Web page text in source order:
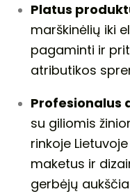
Platus
marškinėlių iki
pagaminti ir
atributikos
Profesionalus
su giliomis
rinkoje
maketus ir
gerbėjų